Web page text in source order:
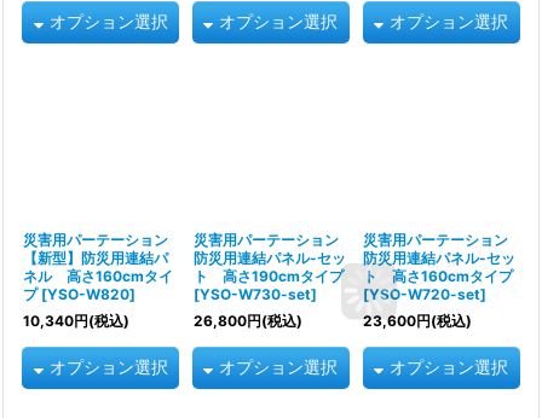
オプション選択 オプション選択 オプション選択
災害用パーテーション
【新型】防災用連結パ
ネル 高さ160cmタイ
プ [YSO-W820]
10,340円(税込)
オプション選択
災害用パーテーション
防災用連結パネル-セッ
ト 高さ190cmタイプ
[YSO-W730-set]
26,800円(税込)
オプション選択
災害用パーテーション
防災用連結パネル-セッ
ト 高さ160cmタイプ
[YSO-W720-set]
23,600円(税込)
オプション選択